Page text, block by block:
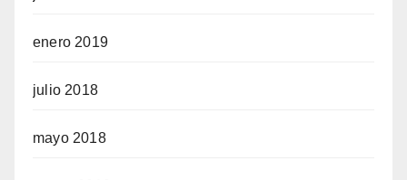
enero 2019
julio 2018
mayo 2018